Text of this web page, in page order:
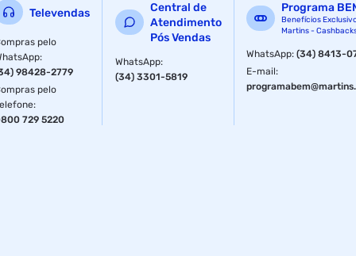
Longa Duração
Secagem Rápida
Ingredientes e Pigmentos Naturais
Cruelty-free e Vegana
Televendas
pelo
:
98428-2779
pelo
:
729 5220
Central de
Atendimento
Pós Vendas
WhatsApp:
(34) 3301-5819
Programa
Benefícios
Martins -
WhatsApp:(34) 8413-
E-mail: